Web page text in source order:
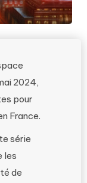
2024,
pour
France.
série
les
de